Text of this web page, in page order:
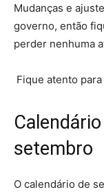
Mudanças e
governo, então
perder nenhuma
Fique atento
setembro
O calendário de